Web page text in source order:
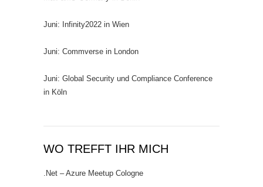
Juni: Infinity2022 in Wien
Juni: Commverse in London
Juni: Global Security und Compliance Conference
in Köln
WO TREFFT IHR MICH
.Net – Azure Meetup Cologne